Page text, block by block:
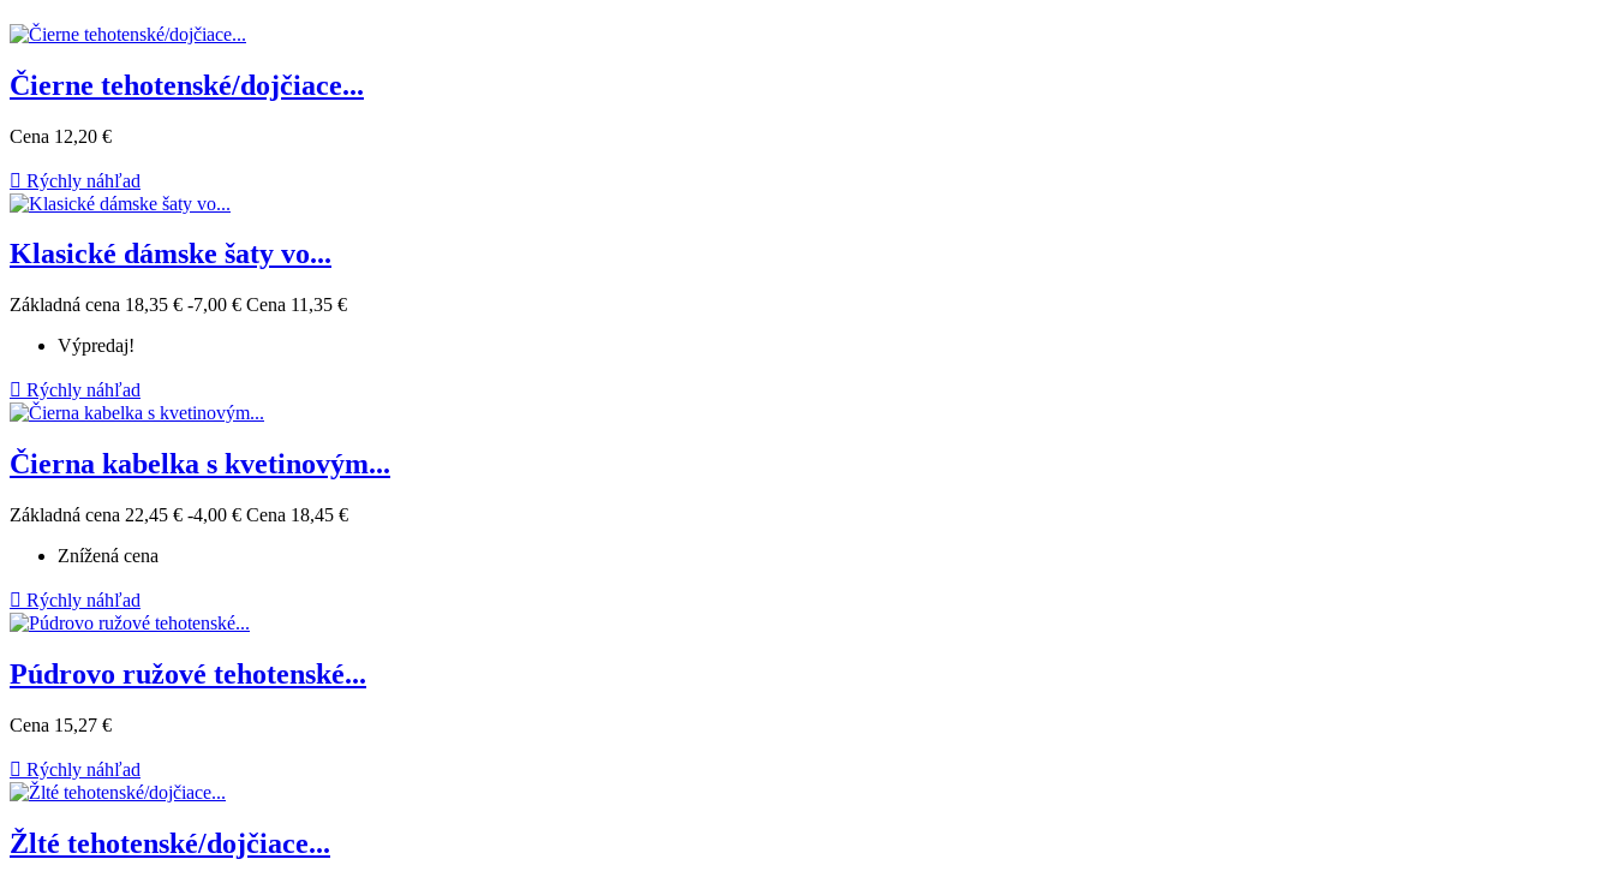
Čierne tehotenské/dojčiace...
Cena 12,20 €
 Rýchly náhľad
Klasické dámske šaty vo...
Základná cena 18,35 € -7,00 € Cena 11,35 €
Výpredaj!
 Rýchly náhľad
Čierna kabelka s kvetinovým...
Základná cena 22,45 € -4,00 € Cena 18,45 €
Znížená cena
 Rýchly náhľad
Púdrovo ružové tehotenské...
Cena 15,27 €
 Rýchly náhľad
Žlté tehotenské/dojčiace...